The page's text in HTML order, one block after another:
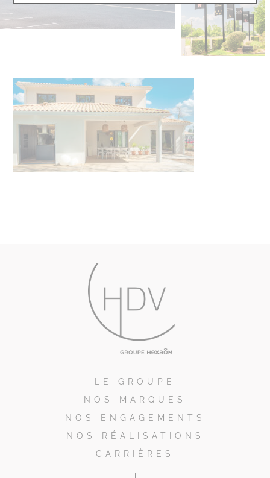
LE GROUPE
NOS MARQUES
NOS ENGAGEMENTS
NOS RÉALISATIONS
CARRIÈRES